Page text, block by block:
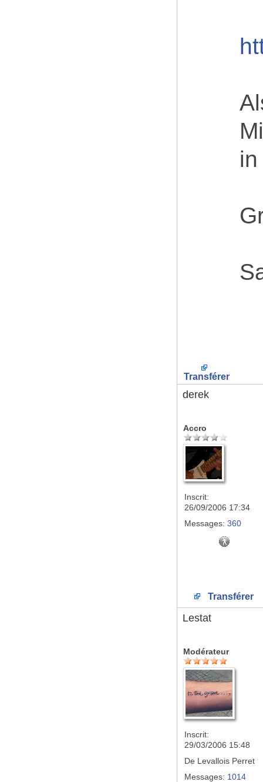
Transférer
derek
Accro
Inscrit:
26/09/2006 17:34
Messages: 360
Transférer
Lestat
Modérateur
Inscrit:
29/03/2006 15:48
De Levallois Perret
Messages: 1014